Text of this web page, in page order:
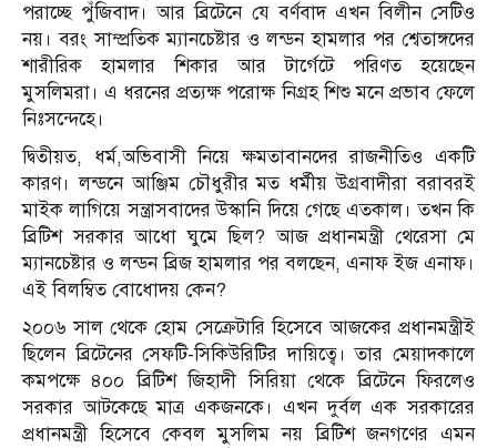
পরাচ্ছে পুঁজিবাদ। আর ব্রিটেনে যে বর্ণবাদ এখন বিলীন সেটিও
নয়। বরং সাম্প্রতিক ম্যানচেষ্টার ও লন্ডন হামলার পর শ্বেতাঙ্গদের
শারীরিক হামলার শিকার আর টার্গেটে পরিণত হয়েছেন
মুসলিমরা। এ ধরনের প্রত্যক্ষ পরোক্ষ নিগ্রহ শিশু মনে প্রভাব ফেলে
নিঃসন্দেহে।
দ্বিতীয়ত, ধর্ম,অভিবাসী নিয়ে ক্ষমতাবানদের রাজনীতিও একটি
কারণ। লন্ডনে আঞ্জিম চৌধুরীর মত ধর্মীয় উগ্রবাদীরা বরাবরই
মাইক লাগিয়ে সন্ত্রাসবাদের উস্কানি দিয়ে গেছে এতকাল। তখন কি
ব্রিটিশ সরকার আধো ঘুমে ছিল? আজ প্রধানমন্ত্রী থেরেসা মে
ম্যানচেষ্টার ও লন্ডন ব্রিজ হামলার পর বলছেন, এনাফ ইজ এনাফ।
এই বিলম্বিত বোধোদয় কেন?
২০০৬ সাল থেকে হোম সেক্রেটারি হিসেবে আজকের প্রধানমন্ত্রীই
ছিলেন ব্রিটেনের সেফটি-সিকিউরিটির দায়িত্বে। তার মেয়াদকালে
কমপক্ষে ৪০০ ব্রিটিশ জিহাদী সিরিয়া থেকে ব্রিটেনে ফিরলেও
সরকার আটকেছে মাত্র একজনকে। এখন দুর্বল এক সরকারের
প্রধানমন্ত্রী হিসেবে কেবল মুসলিম নয় ব্রিটিশ জনগণের এমন